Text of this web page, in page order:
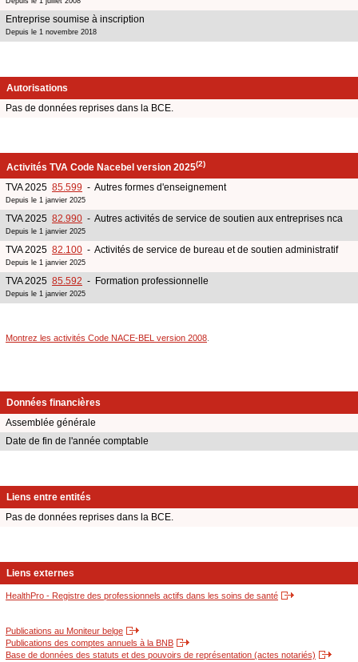
Entreprise soumise à inscription
Depuis le 1 novembre 2018
Autorisations
Pas de données reprises dans la BCE.
Activités TVA Code Nacebel version 2025(2)
TVA 2025 85.599 - Autres formes d'enseignement
Depuis le 1 janvier 2025
TVA 2025 82.990 - Autres activités de service de soutien aux entreprises nca
Depuis le 1 janvier 2025
TVA 2025 82.100 - Activités de service de bureau et de soutien administratif
Depuis le 1 janvier 2025
TVA 2025 85.592 - Formation professionnelle
Depuis le 1 janvier 2025
Montrez les activités Code NACE-BEL version 2008
Données financières
Assemblée générale
Date de fin de l'année comptable
Liens entre entités
Pas de données reprises dans la BCE.
Liens externes
HealthPro - Registre des professionnels actifs dans les soins de santé
Publications au Moniteur belge
Publications des comptes annuels à la BNB
Base de données des statuts et des pouvoirs de représentation (actes notariés)